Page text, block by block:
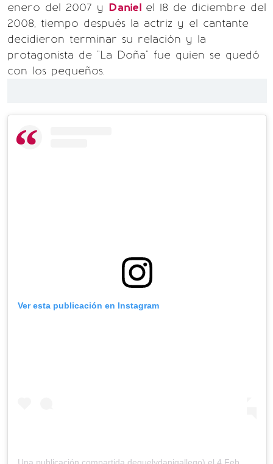
enero del 2007 y Daniel el 18 de diciembre del
2008, tiempo después la actriz y el cantante
decidieron terminar su relación y la
protagonista de "La Doña" fue quien se quedó
con los pequeños.
Ver esta publicación en Instagram